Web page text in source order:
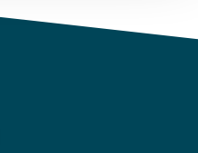
del sitio web con
publicidad y análisis